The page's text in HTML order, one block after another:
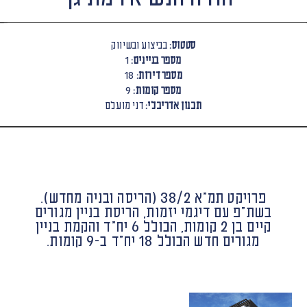
סטטוס:בביצוע ובשיווק
מספר בניינים:1
מספר דירות:18
מספר קומות:9
תכנון אדריכלי:דני מועלם
פרויקט תמ"א 38/2 (הריסה ובניה מחדש).
בשת"פ עם דיגמי יזמות, הריסת בניין מגורים
קיים בן 2 קומות, הכולל 6 יח"ד והקמת בניין
מגורים חדש הכולל 18 יח"ד ב-9 קומות.